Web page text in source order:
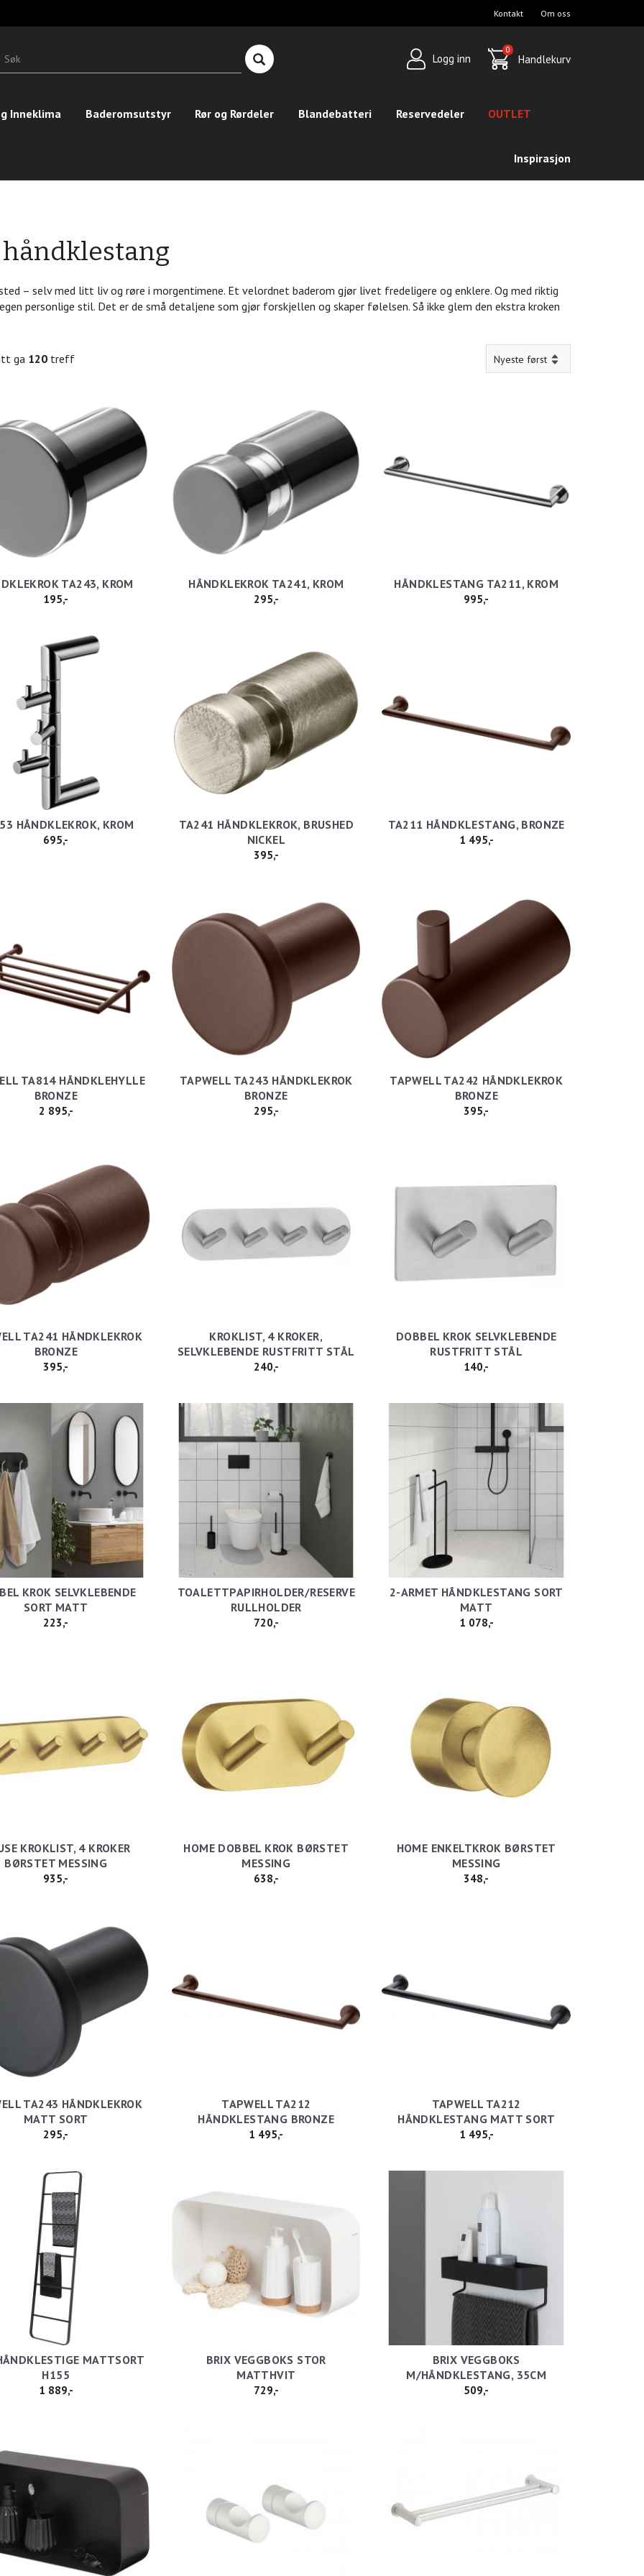
Top
Kontakt Om oss
Søk Logg inn
0
Handlekurv
Inneklima Baderomsutstyr Rør og Rørdeler Blandebatteri Reservedeler OUTLET
Inspirasjon
– selv med litt liv og røre i morgentimene. Et velordnet baderom gjør livet fredeligere og enklere. Og med riktig
personlige stil. Det er de små detaljene som gjør forskjellen og skaper følelsen. Så ikke glem den ekstra kroken
ga 120treff
TA243, KROM
195,-
HÅNDKLEKROK TA241, KROM
295,-
HÅNDKLESTANG TA211, KROM
995,-
HÅNDKLEKROK, KROM
695,-
TA241 HÅNDKLEKROK, BRUSHED
NICKEL
395,-
TA211 HÅNDKLESTANG, BRONZE
1 495,-
TA814 HÅNDKLEHYLLE
BRONZE
2 895,-
TAPWELL TA243 HÅNDKLEKROK
BRONZE
295,-
TAPWELL TA242 HÅNDKLEKROK
BRONZE
395,-
TA241 HÅNDKLEKROK
BRONZE
395,-
KROKLIST, 4 KROKER,
SELVKLEBENDE RUSTFRITT STÅL
240,-
DOBBEL KROK SELVKLEBENDE
RUSTFRITT STÅL
140,-
KROK SELVKLEBENDE
SORT MATT
223,-
TOALETTPAPIRHOLDER/RESERVE
RULLHOLDER
720,-
2-ARMET HÅNDKLESTANG SORT
MATT
1 078,-
KROKLIST, 4 KROKER
BØRSTET MESSING
935,-
HOME DOBBEL KROK BØRSTET
MESSING
638,-
HOME ENKELTKROK BØRSTET
MESSING
348,-
TA243 HÅNDKLEKROK
MATT SORT
295,-
TAPWELL TA212
HÅNDKLESTANG BRONZE
1 495,-
TAPWELL TA212
HÅNDKLESTANG MATT SORT
1 495,-
MATTSORT
H155
1 889,-
BRIX VEGGBOKS STOR
MATTHVIT
729,-
BRIX VEGGBOKS
M/HÅNDKLESTANG, 35CM
509,-